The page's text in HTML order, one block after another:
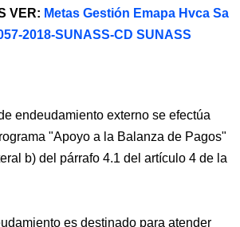
VER: Metas Gestión Emapa Hvca Sa
2018-SUNASS-CD SUNASS
endeudamiento externo se efectúa
"Apoyo a la Balanza de Pagos"
b) del párrafo 4.1 del artículo 4 de la
es destinado para atender